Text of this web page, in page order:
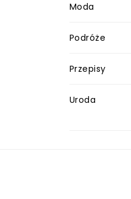
Moda
Podróże
Przepisy
Uroda